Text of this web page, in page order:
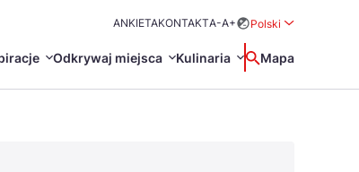
ANKIETAKONTAKTA-A+
Polski
Odkrywaj miejsca Kulinaria Wyszukaj
Mapa